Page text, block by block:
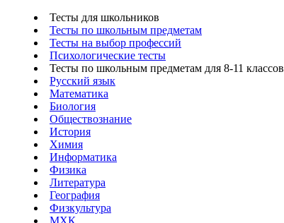
Тесты для школьников
Тесты по школьным предметам
Тесты на выбор профессий
Психологические тесты
Тесты по школьным предметам для 8-11 классов
Русский язык
Математика
Биология
Обществознание
История
Химия
Информатика
Физика
Литература
География
Физкультура
МХК